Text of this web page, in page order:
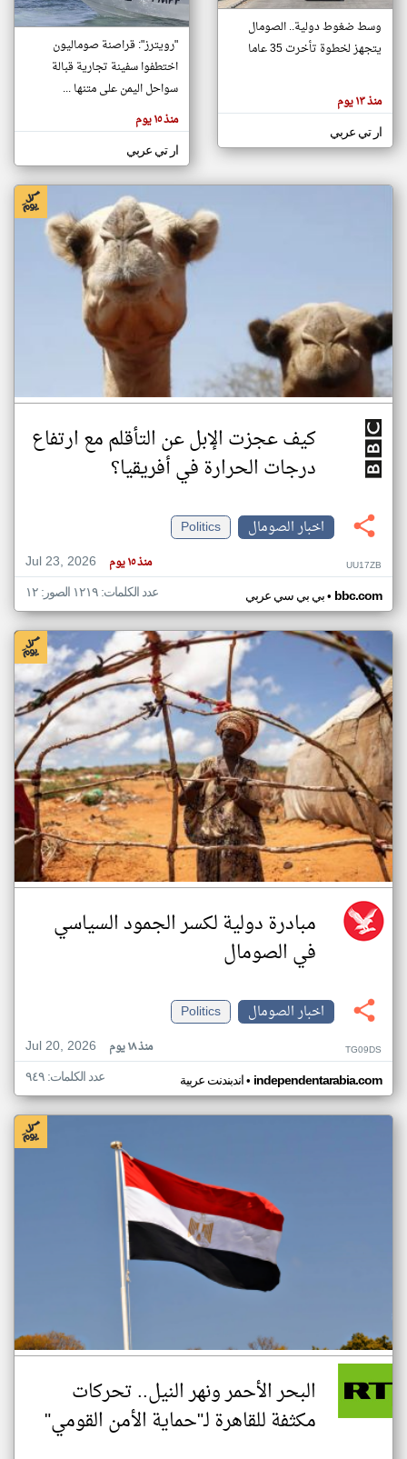
تغيير الدولة
مصادر الأخبار من الصومال
اخبار الصومال على مدار الساعة
أهم اخبار الصومال العاجلة والمباشرة
المقالات
الموجوده
هنا عن
وجهة
كاتبيها.
وسط ضغوط دولية.. الصومال
يتجهز لخطوة تأخرت 35 عاما
منذ ١٣ يوم
ار تي عربي
"رويترز": قراصنة صوماليون
اختطفوا سفينة تجارية قبالة
سواحل اليمن على متنها ...
منذ ١٥ يوم
ار تي عربي
كيف عجزت الإبل عن التأقلم مع ارتفاع
درجات الحرارة في أفريقيا؟
اخبار الصومال
Politics
Jul 23, 2026
منذ ١٥ يوم UU17ZB
بي بي سي عربي• bbc.com عدد الكلمات: ١٢١٩ الصور: ١٢
مبادرة دولية لكسر الجمود السياسي
في الصومال
اخبار الصومال
Politics
Jul 20, 2026
منذ ١٨ يوم TG09DS
اندبندنت عربية• independentarabia.com عدد الكلمات: ٩٤٩
البحر الأحمر ونهر النيل.. تحركات
مكثفة للقاهرة لـ"حماية الأمن القومي"
klyoum.com